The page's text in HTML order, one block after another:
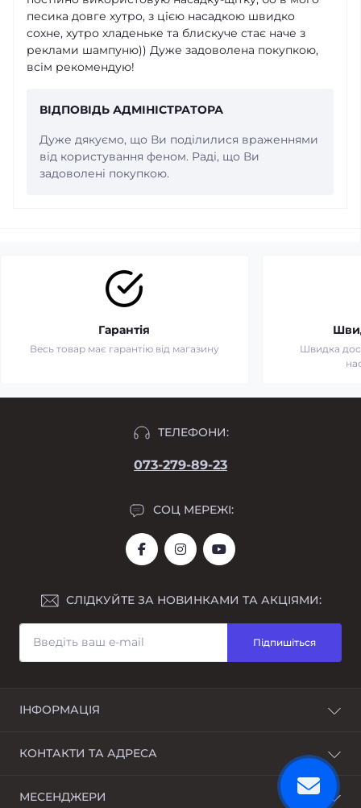
песика довге хутро, з цією насадкою швидко
сохне, хутро хладеньке та блискуче стає наче з
реклами шампуню)) Дуже задоволена покупкою,
всім рекомендую!
ВІДПОВІДЬ АДМІНІСТРАТОРА
Дуже дякуємо, що Ви поділилися враженнями
від користування феном. Раді, що Ви
задоволені покупкою.
Гарантія
Весь товар має гарантію від магазину
Швидка
ТЕЛЕФОНИ:
073-279-89-23
СОЦ МЕРЕЖІ:
СЛІДКУЙТЕ ЗА НОВИНКАМИ ТА АКЦІЯМИ:
Підпишіться
ІНФОРМАЦІЯ
Доставка та оплата
Гарантійний ремонт
КОНТАКТИ ТА АДРЕСА
Україна, м. Дніпро, Дніпропетровська область
МЕСЕНДЖЕРИ